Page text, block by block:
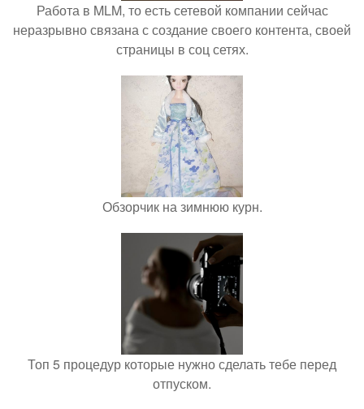
Работа в MLM, то есть сетевой компании сейчас
неразрывно связана с создание своего контента, своей
страницы в соц сетях.
Обзорчик на зимнюю курн.
Топ 5 процедур которые нужно сделать тебе перед
отпуском.